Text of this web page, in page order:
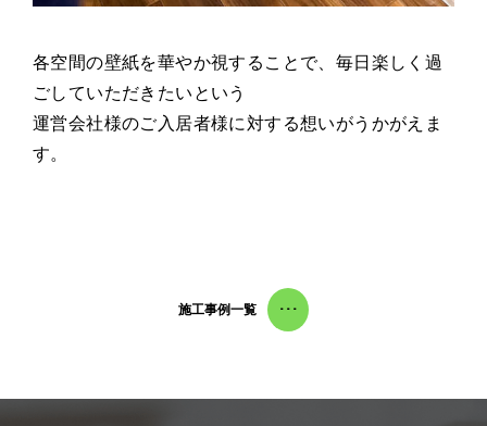
各空間の壁紙を華やか視することで、毎日楽しく過
ごしていただきたいという
運営会社様のご入居者様に対する想いがうかがえま
す。
施工事例一覧 ･･･